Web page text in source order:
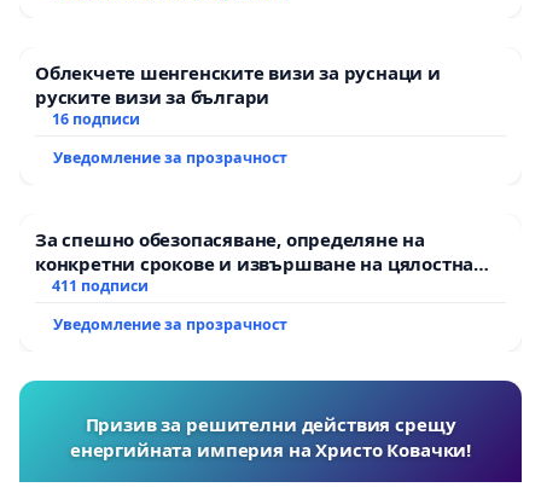
Облекчете шенгенските визи за руснаци и
руските визи за българи
16 подписи
Уведомление за прозрачност
За спешно обезопасяване, определяне на
конкретни срокове и извършване на цялостна
рехабилитация на републиканския път между
Мирово - к.к. Момин проход
411 подписи
Уведомление за прозрачност
Призив за решителни действия срещу
енергийната империя на Христо Ковачки!